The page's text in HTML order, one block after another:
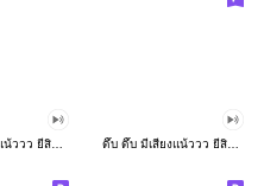
ดึ๊บ ดึ๊บ มีเสียงแน้ววว ยี่สิบเจ็ด ดึ๊บ ดึ๊บ มีเสียงแน้ววว ยี่สิบหก